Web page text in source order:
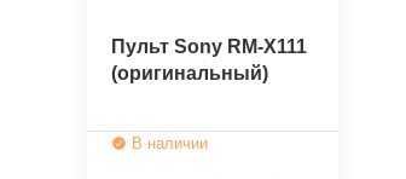
Пульт Sony RM-X111
(оригинальный)
В наличии